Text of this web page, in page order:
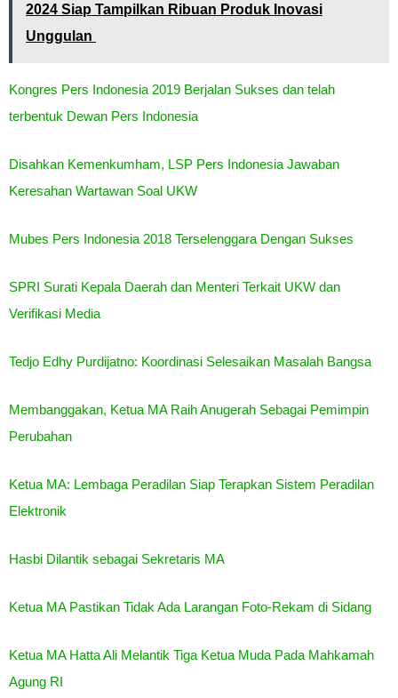
2024 Siap Tampilkan Ribuan Produk Inovasi
Unggulan
Kongres Pers Indonesia 2019 Berjalan Sukses dan telah
terbentuk Dewan Pers Indonesia
Disahkan Kemenkumham, LSP Pers Indonesia Jawaban
Keresahan Wartawan Soal UKW
Mubes Pers Indonesia 2018 Terselenggara Dengan Sukses
SPRI Surati Kepala Daerah dan Menteri Terkait UKW dan
Verifikasi Media
Tedjo Edhy Purdijatno: Koordinasi Selesaikan Masalah Bangsa
Membanggakan, Ketua MA Raih Anugerah Sebagai Pemimpin
Perubahan
Ketua MA: Lembaga Peradilan Siap Terapkan Sistem Peradilan
Elektronik
Hasbi Dilantik sebagai Sekretaris MA
Ketua MA Pastikan Tidak Ada Larangan Foto-Rekam di Sidang
Ketua MA Hatta Ali Melantik Tiga Ketua Muda Pada Mahkamah
Agung RI